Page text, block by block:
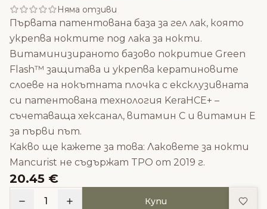
Няма отзиви
Първата патентована база за гел лак, която
укрепва ноктите под лака за нокти.
Витаминизираното базово покритие Green
Flash™ защитава и укрепва кератиновите
слоеве на нокътната плочка с ексклузивната
си патентована технология KeraHCE+ –
съчетаваща хексанал, витамин C и витамин E
за първи път.
Какво ще кажете за това: Лаковете за нокти
Mancurist не съдържат TPO от 2019 г.
20.45 €
1 Купи